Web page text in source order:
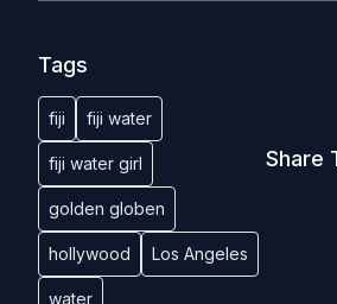
Tags
fiji fiji water
fiji water girl
golden globen
hollywood Los Angeles
water
Share